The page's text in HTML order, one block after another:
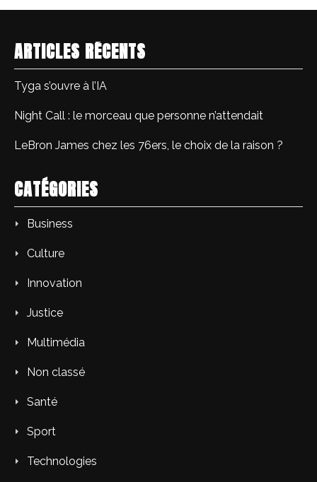
ARTICLES RÉCENTS
Tyga s’ouvre à l’IA
Night Call : le morceau que personne n’attendait
LeBron James chez les 76ers, le choix de la raison ?
CATÉGORIES
Business
Culture
Innovation
Justice
Multimédia
Non classé
Santé
Sport
Technologies